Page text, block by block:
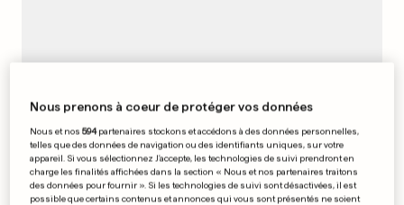
Nous prenons à coeur de protéger vos données
Nous et nos594partenaires stockons et accédons à des données personnelles,
telles que des données de navigation ou des identifiants uniques, sur votre
appareil. Si vous sélectionnez J'accepte, les technologies de suivi prendront en
charge les finalités affichées dans la section « Nous et nos partenaires traitons
des données pour fournir ». Si les technologies de suivi sont désactivées, il est
possible que certains contenus et annonces qui vous sont présentés ne soient